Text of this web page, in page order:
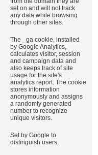
set on and will not track
any data while browsing
through other sites.
The _ga cookie, installed
by Google Analytics,
calculates visitor, session
and campaign data and
also keeps track of site
usage for the site's
analytics report. The cookie
stores information
anonymously and assigns
a randomly generated
number to recognize
unique visitors.
Set by Google to
distinguish users.